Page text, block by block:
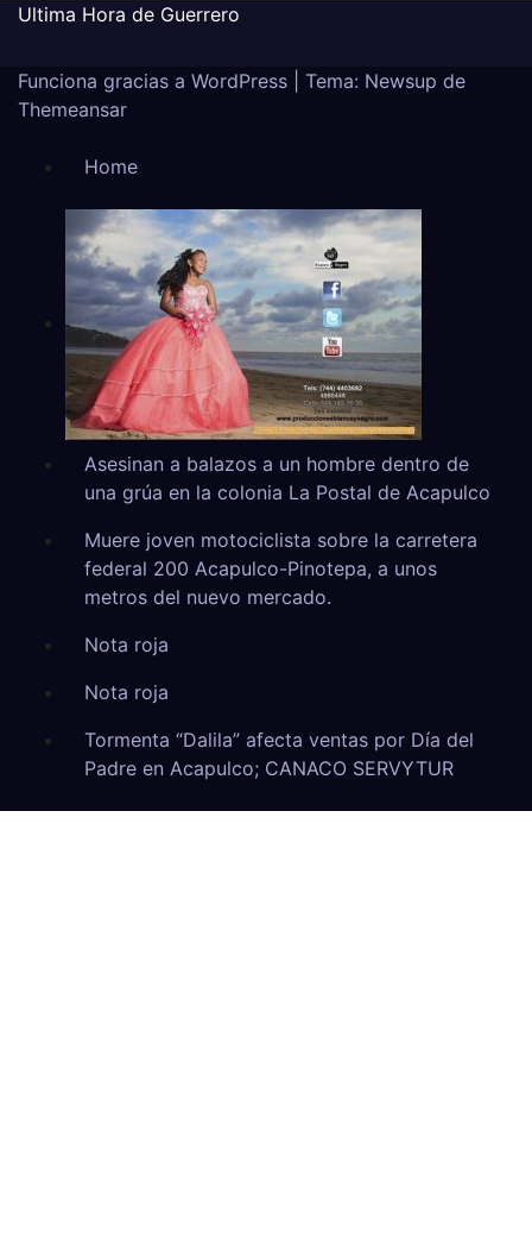
Ultima Hora de Guerrero
Funciona gracias a WordPress Tema: Newsup de
Themeansar
Home
Asesinan a balazos a un hombre dentro de
una grúa en la colonia La Postal de Acapulco
Muere joven motociclista sobre la carretera
federal 200 Acapulco-Pinotepa, a unos
metros del nuevo mercado.
Nota roja
Nota roja
Tormenta “Dalila” afecta ventas por Día del
Padre en Acapulco; CANACO SERVYTUR